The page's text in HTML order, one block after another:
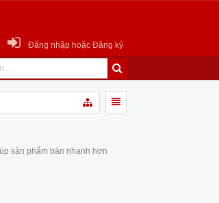
Đăng nhập hoặc Đăng ký
sản phẩm bán nhanh hơn